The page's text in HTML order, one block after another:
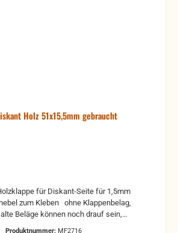
Holz 51x15,5mm gebraucht
für Diskant-Seite für 1,5mm
Beläge können noch drauf sein,
Produktnummer: MF2716